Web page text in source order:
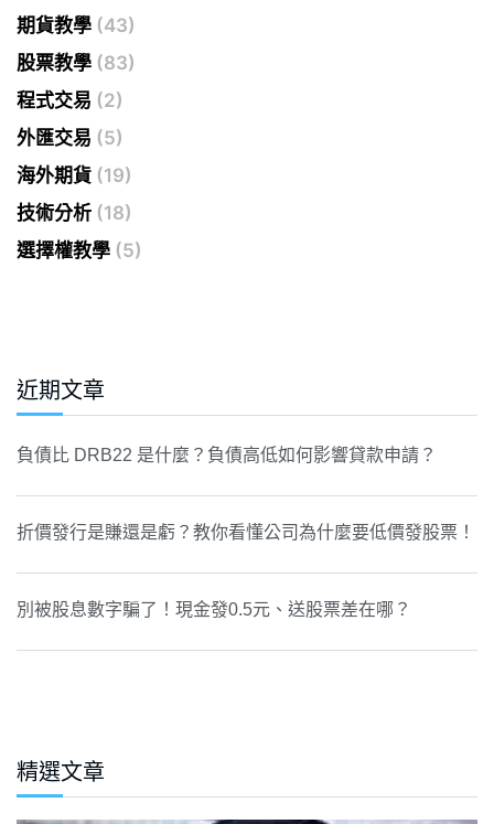
期貨教學 (43)
股票教學 (83)
程式交易 (2)
外匯交易 (5)
海外期貨 (19)
技術分析 (18)
選擇權教學 (5)
近期文章
負債比 DRB22 是什麼？負債高低如何影響貸款申請？
折價發行是賺還是虧？教你看懂公司為什麼要低價發股票！
別被股息數字騙了！現金發0.5元、送股票差在哪？
精選文章